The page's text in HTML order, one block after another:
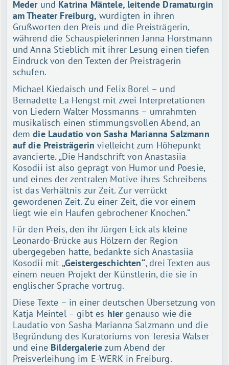
Mederund Katrina Mäntele, leitende Dramaturgin
am Theater Freiburg, würdigten in ihren
Grußworten den Preis und die Preisträgerin,
während die Schauspielerinnen Janna Horstmann
und Anna Stieblich mit ihrer Lesung einen tiefen
Eindruck von den Texten der Preisträgerin
schufen.
Michael Kiedaisch und Felix Borel – und
Bernadette La Hengst mit zwei Interpretationen
von Liedern Walter Mossmanns – umrahmten
musikalisch einen stimmungsvollen Abend, an
demdie Laudatio von Sasha Marianna Salzmann
auf die Preisträgerinvielleicht zum Höhepunkt
avancierte. „Die Handschrift von Anastasiia
Kosodii ist also geprägt von Humor und Poesie,
und eines der zentralen Motive ihres Schreibens
ist das Verhältnis zur Zeit. Zur verrückt
gewordenen Zeit. Zu einer Zeit, die vor einem
liegt wie ein Haufen gebrochener Knochen.“
Für den Preis, den ihr Jürgen Eick als kleine
Leonardo-Brücke aus Hölzern der Region
übergegeben hatte, bedankte sich Anastasiia
Kosodii mit „Geistergeschichten“, drei Texten aus
einem neuen Projekt der Künstlerin, die sie in
englischer Sprache vortrug.
Diese Texte – in einer deutschen Übersetzung von
Katja Meintel – gibt es hiergenauso wie die
Laudatio von Sasha Marianna Salzmann und die
Begründung des Kuratoriums von Teresia Walser
und eine Bildergaleriezum Abend der
Preisverleihung im E-WERK in Freiburg.